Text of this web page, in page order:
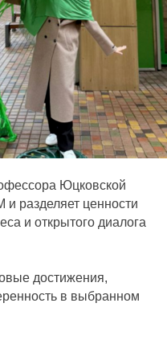
Юцковской
разделяет ценности
и открытого диалога
достижения,
в выбранном